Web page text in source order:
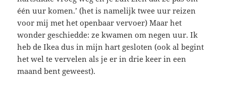
één uur komen.’ (het is namelijk twee uur reizen
voor mij met het openbaar vervoer) Maar het
wonder geschiedde: ze kwamen om negen uur. Ik
heb de Ikea dus in mijn hart gesloten (ook al begint
het wel te vervelen als je er in drie keer in een
maand bent geweest).